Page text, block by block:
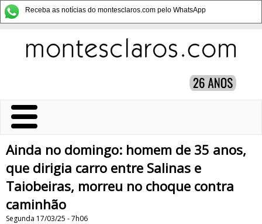
Receba as notícias do montesclaros.com pelo WhatsApp
Ainda no domingo: homem de 35 anos,
que dirigia carro entre Salinas e
Taiobeiras, morreu no choque contra
caminhão
Segunda 17/03/25 - 7h06